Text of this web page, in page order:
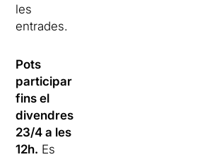
les
entrades.
Pots
participar
fins el
divendres
23/4 a les
12h. Es